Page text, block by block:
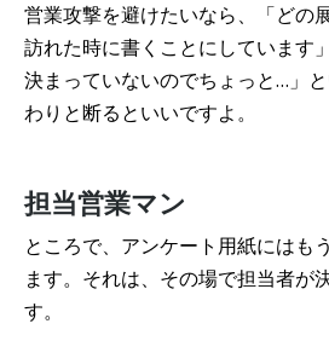
営業攻撃を避けたいなら、「どの
訪れた時に書くことにしています
決まっていないのでちょっと…」
わりと断るといいですよ。
担当営業マン
ところで、アンケート用紙にはも
ます。それは、その場で担当者が
す。